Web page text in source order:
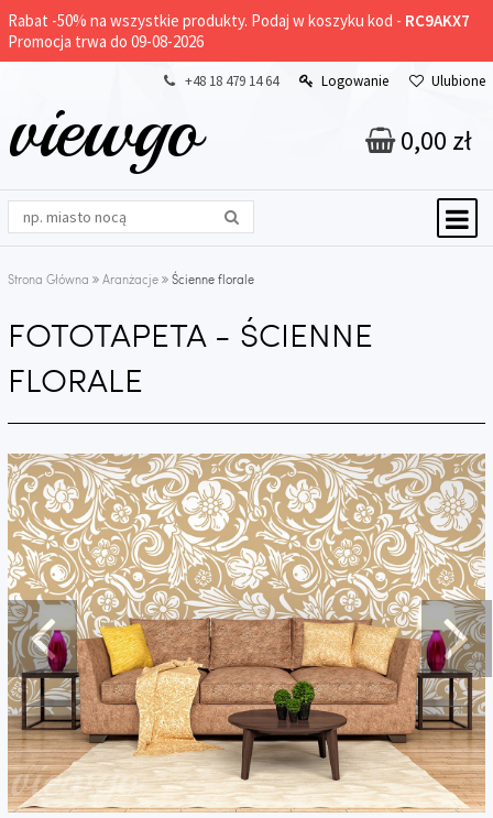
Rabat -50% na wszystkie produkty. Podaj w koszyku kod - RC9AKX7
Promocja trwa do 09-08-2026
+48 18 479 14 64 Logowanie Ulubione
viewgo 0,00 zł
Strona Główna Aranżacje Ścienne florale
FOTOTAPETA - ŚCIENNE
FLORALE